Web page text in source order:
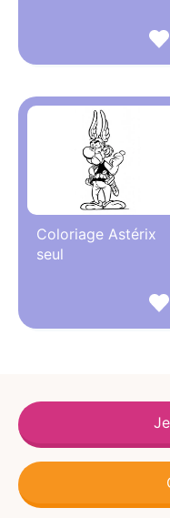
Coloriage Astérix
seul